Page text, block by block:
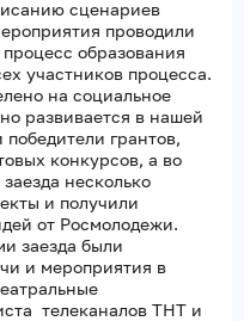
сценариев
проводили
образования
участников процесса.
на социальное
развивается в нашей
грантов,
конкурсов, а во
несколько
и получили
от Росмолодежи.
заезда были
и мероприятия в
телеканалов ТНТ и